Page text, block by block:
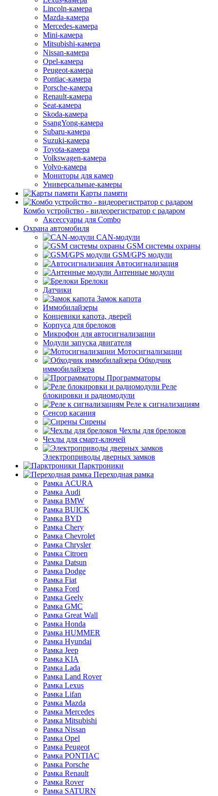
Lincoln-камера
Mazda-камера
Mercedes-камера
Mini-камера
Mitsubishi-камера
Nissan-камера
Opel-камера
Peugeot-камера
Pontiac-камера
Porsche-камера
Renault-камера
Seat-камера
Skoda-камера
SsangYong-камера
Subaru-камера
Suzuki-камера
Toyota-камера
Volkswagen-камера
Volvo-камера
Мониторы для камер
Универсальные-камеры
Карты памяти
Комбо устройство - видеорегистратор с радаром
Аксессуары для Combo
Охрана автомобиля
CAN-модули
GSM системы охраны
GSM/GPS модули
Автосигнализация
Антенные модули
Брелоки
Датчики
Замок капота
Иммобилайзеры
Концевики капота, дверей
Корпуса для брелоков
Микрофон для автосигнализации
Модули запуска двигателя
Мотосигнализации
Обходчик
иммобилайзера
Программаторы
Реле
блокировки и радиомодули
Реле к сигнализациям
Сенсор касания
Сирены
Чехлы для брелоков
Чехлы для смарт-ключей
Электроприводы дверных замков
Парктроники
Переходная рамка
Рамка ACURA
Рамка Audi
Рамка BMW
Рамка BUICK
Рамка BYD
Рамка Chery
Рамка Chevrolet
Рамка Chrysler
Рамка Citroen
Рамка Datsun
Рамка Dodge
Рамка Fiat
Рамка Ford
Рамка Geely
Рамка GMC
Рамка Great Wall
Рамка Honda
Рамка HUMMER
Рамка Hyundai
Рамка Jeep
Рамка KIA
Рамка Lada
Рамка Land Rover
Рамка Lexus
Рамка Lifan
Рамка Mazda
Рамка Mercedes
Рамка Mitsubishi
Рамка Nissan
Рамка Opel
Рамка Peugeot
Рамка PONTIAC
Рамка Porsche
Рамка Renault
Рамка Rover
Рамка SATURN